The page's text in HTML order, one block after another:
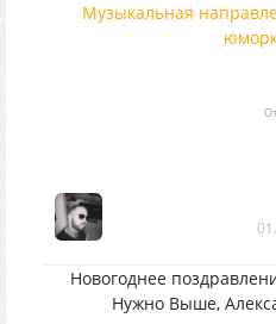
Музыкальная
Новогоднее
Нужно Выше,